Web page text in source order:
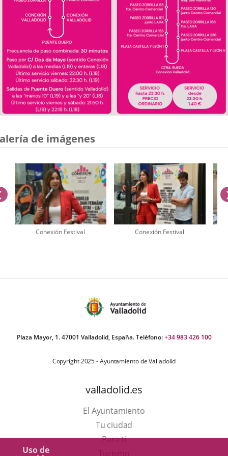
Uso de
de imágenes
Conexión Festival Conexión Festival
anterior
Plaza Mayor, 1. 47001 Valladolid, España. Teléfono:+34 983 426 100
Copyright 2025 - Ayuntamiento de Valladolid
valladolid.es
El Ayuntamiento
Tu ciudad
Para ti